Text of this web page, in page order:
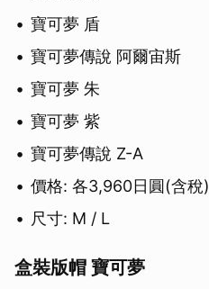
寶可夢 盾
寶可夢傳說 阿爾宙斯
寶可夢 朱
寶可夢 紫
寶可夢傳說 Z-A
價格: 各3,960日圓(含稅)
尺寸: M / L
盒裝版帽 寶可夢